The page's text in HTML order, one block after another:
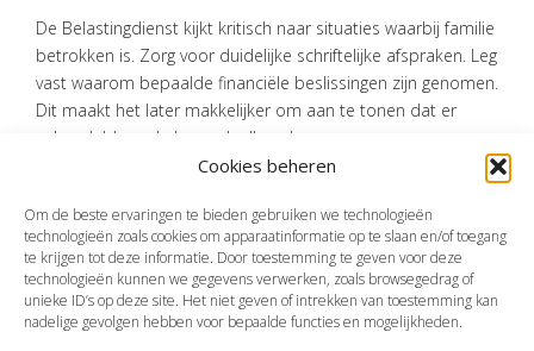
Cookies beheren
Om de beste ervaringen te bieden gebruiken we technologieën
technologieën zoals cookies om apparaatinformatie op te slaan en/of toegang
te krijgen tot deze informatie. Door toestemming te geven voor deze
technologieën kunnen we gegevens verwerken, zoals browsegedrag of
unieke ID’s op deze site. Het niet geven of intrekken van toestemming kan
nadelige gevolgen hebben voor bepaalde functies en mogelijkheden.
De Belastingdienst kijkt kritisch naar situaties waarbij familie
betrokken is. Zorg voor duidelijke schriftelijke afspraken. Leg
vast waarom bepaalde financiële beslissingen zijn genomen.
Dit maakt het later makkelijker om aan te tonen dat er
gehandeld werd als aandeelhouder.
Bron:Rechtbank Zeeland-West-Brabant | jurisprudentie |
Vorige Volgende